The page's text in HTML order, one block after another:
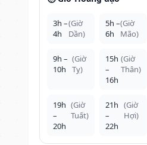
3h –
4h
(Giờ
Dần)
5h –
6h
(Giờ
Mão)
9h –
10h
(Giờ
Tỵ)
15h
–
16h
(Giờ
Thân)
19h
–
20h
(Giờ
Tuất)
21h
–
22h
(Giờ
Hợi)